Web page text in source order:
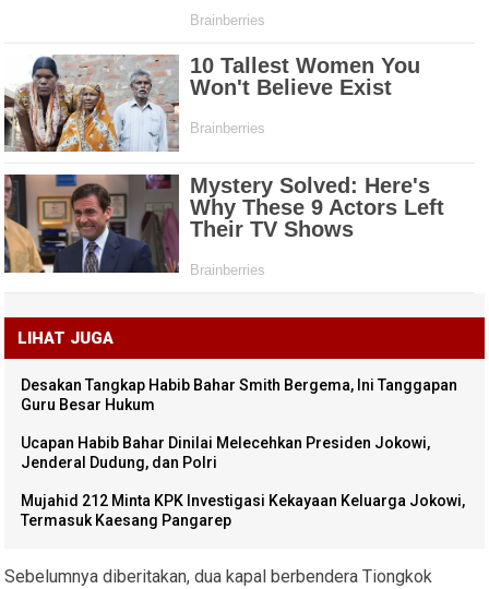
LIHAT JUGA
Desakan Tangkap Habib Bahar Smith Bergema, Ini Tanggapan
Guru Besar Hukum
Ucapan Habib Bahar Dinilai Melecehkan Presiden Jokowi,
Jenderal Dudung, dan Polri
Mujahid 212 Minta KPK Investigasi Kekayaan Keluarga Jokowi,
Termasuk Kaesang Pangarep
Sebelumnya diberitakan, dua kapal berbendera Tiongkok